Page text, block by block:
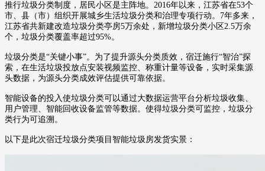
推行垃圾分类制度，居民小区是主阵地。 2016年以来，江苏省在53个
市、县（市）组织开展城乡生活垃圾分类和治理专项行动。7年多来，
江苏省共新建改造垃圾分类亭房5万余处，新增垃圾分类小区2.5万余
个，垃圾分类覆盖率超过95%。
垃圾分类是“关键小事”。为了提升源头分类质效，宿迁施行“智治”探
索，在生活垃圾投放点安装视频监控、称重计量等设备，实时采集源
头数据，为源头分类成效评估提供可靠依据。
智能设备的投入使垃圾分类可以通过大数据运营平台分析垃圾收集、
用户管理、智能回收设备监管等数据。使得垃圾分类可监控，垃圾分
类行为可追溯。
以下是此次宿迁垃圾分类项目智能垃圾房发货实景：